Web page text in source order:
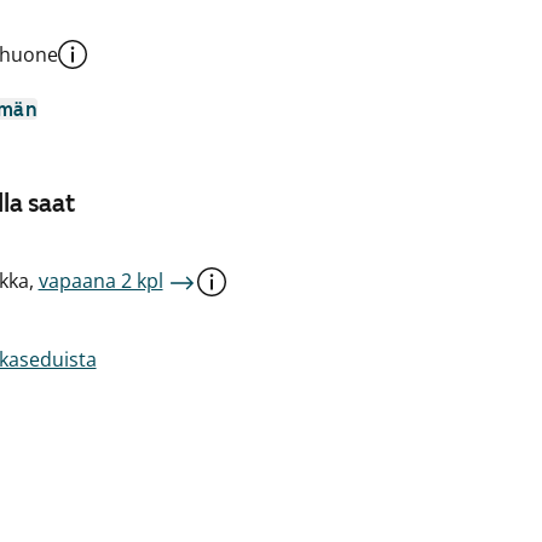
saat
vapaana 2 kpl